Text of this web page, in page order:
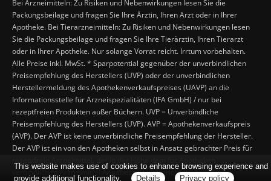
Bei Arzneimitteln: Zu Risiken und Nebenwirkungen lesen Sie die
Packungsbeilage und fragen Sie Ihre Ärztin, Ihren Arzt oder in Ihrer
Apotheke. Bei Tierarzneimitteln: Zu Risiken und Nebenwirkungen lesen
Sie die Packungsbeilage und fragen Sie Ihre Tierärztin, Ihren Tierarzt
oder in Ihrer Apotheke. Nur solange Vorrat reicht. Irrtum vorbehalten.
Alle Preise inkl. MwSt. * Sparpotential gegenüber der unverbindlichen
Preisempfehlung des Herstellers (UVP) oder der unverbindlichen
Herstellermeldung des Apothekenverkaufspreises (UAVP) an die
Informationsstelle für Arzneispezialitäten (IFA GmbH) / nur bei
rezeptfreien Produkten außer Büchern. UVP = Unverbindliche
Preisempfehlung des Herstellers (UVP). AVP = Apothekenverkaufspreis
(AVP). Der AVP ist keine unverbindliche Preisempfehlung der Hersteller.
Der AVP ist ein von den Apotheken selbst in Ansatz gebrachter Preis für
verbindlichen Arzneimittel Abgabepreis entspricht, zu dem eine
This website makes use of cookies to enhance browsing experience and
provide additional functionality.
Details Privacy policy